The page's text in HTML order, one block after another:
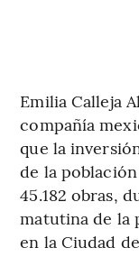
Emilia Calleja
compañía
que la
de la
45.182 obras,
matutina de la
en la Ciudad